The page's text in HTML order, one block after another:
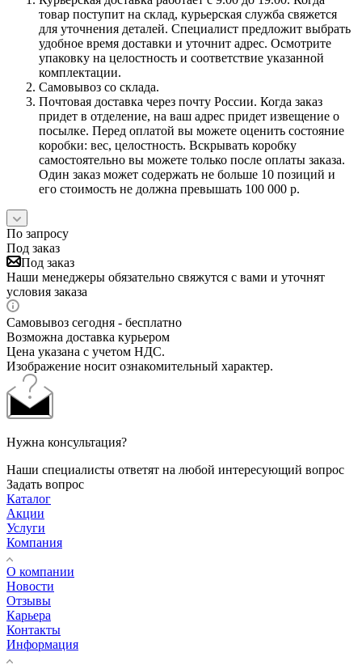
товар поступит на склад, курьерская служба свяжется
для уточнения деталей. Специалист предложит выбрать
удобное время доставки и уточнит адрес. Осмотрите
упаковку на целостность и соответствие указанной
комплектации.
Самовывоз со склада.
Почтовая доставка через почту России. Когда заказ
придет в отделение, на ваш адрес придет извещение о
посылке. Перед оплатой вы можете оценить состояние
коробки: вес, целостность. Вскрывать коробку
самостоятельно вы можете только после оплаты заказа.
Один заказ может содержать не больше 10 позиций и
его стоимость не должна превышать 100 000 р.
По запросу
Под заказ
Под заказ
Наши менеджеры обязательно свяжутся с вами и уточнят
условия заказа
Самовывоз сегодня - бесплатно
Возможна доставка курьером
Цена указана с учетом НДС.
Изображение носит ознакомительный характер.
Нужна консультация?
Наши специалисты ответят на любой интересующий вопрос
Задать вопрос
Каталог
Акции
Услуги
Компания
О компании
Новости
Отзывы
Карьера
Контакты
Информация